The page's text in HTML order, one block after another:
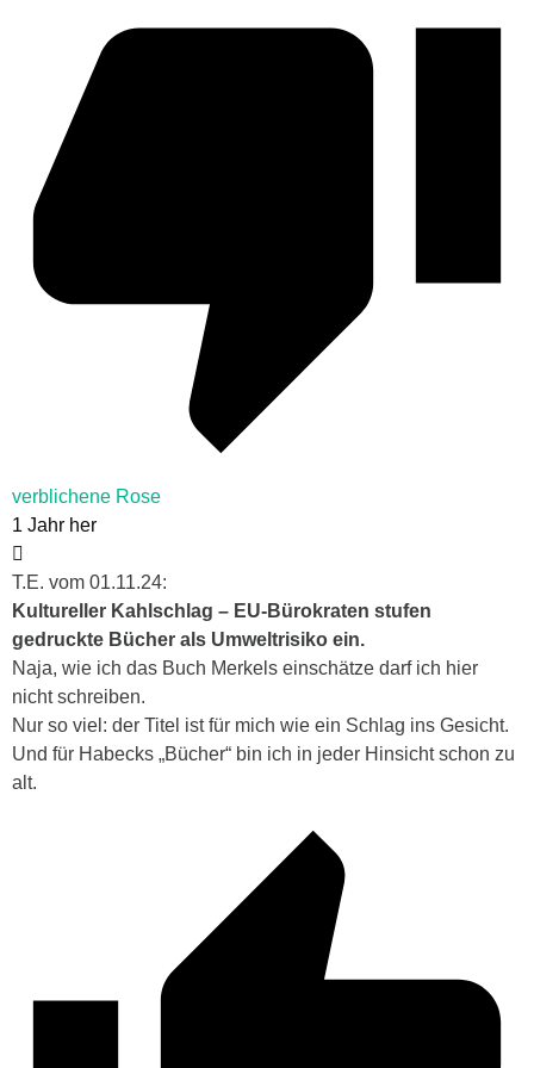
verblichene Rose
1 Jahr her
T.E. vom 01.11.24:
Kultureller Kahlschlag – EU-Bürokraten stufen
gedruckte Bücher als Umweltrisiko ein.
Naja, wie ich das Buch Merkels einschätze darf ich hier
nicht schreiben.
Nur so viel: der Titel ist für mich wie ein Schlag ins Gesicht.
Und für Habecks „Bücher“ bin ich in jeder Hinsicht schon zu
alt.